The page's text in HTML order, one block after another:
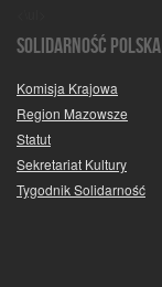
SOLIDARNOŚĆ POLSKA
Komisja Krajowa
Region Mazowsze
Statut
Sekretariat Kultury
Tygodnik Solidarność